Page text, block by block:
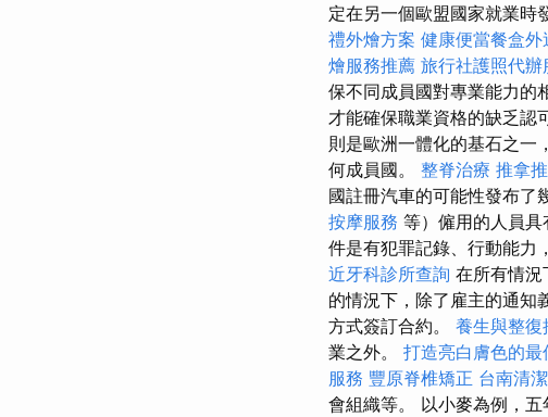
定在另一個歐盟國家就業時
禮外燴方案 健康便當餐盒外
燴服務推薦 旅行社護照代辦
保不同成員國對專業能力的
才能確保職業資格的缺乏認
則是歐洲一體化的基石之一
何成員國。 整脊治療 推拿
國註冊汽車的可能性發布了
按摩服務 等）僱用的人員具
件是有犯罪記錄、行動能
近牙科診所查詢 在所有情況
的情況下，除了雇主的通知
方式簽訂合約。 養生與整復
業之外。 打造亮白膚色的
服務 豐原脊椎矯正 台南清
會組織等。 以小麥為例，